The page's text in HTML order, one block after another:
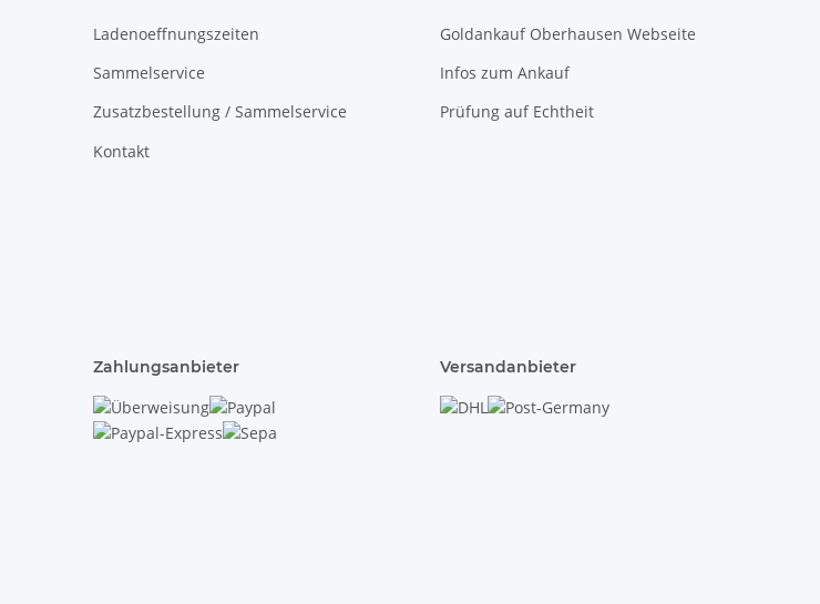
Ladenoeffnungszeiten
Sammelservice
Zusatzbestellung / Sammelservice
Kontakt
Goldankauf Oberhausen Webseite
Infos zum Ankauf
Prüfung auf Echtheit
Zahlungsanbieter Versandanbieter